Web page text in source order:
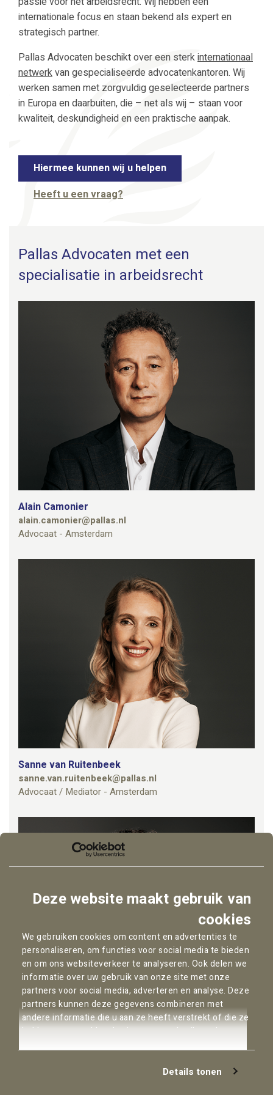
Deze website maakt gebruik van
cookies
We gebruiken cookies om content en advertenties te
personaliseren, om functies voor social media te bieden
en om ons websiteverkeer te analyseren. Ook delen we
informatie over uw gebruik van onze site met onze
partners voor social media, adverteren en analyse. Deze
partners kunnen deze gegevens combineren met
andere informatie die u aan ze heeft verstrekt of die ze
hebben verzameld op basis van uw gebruik van hun
Details tonen
internationale focus en staan bekend als expert en
strategisch partner.
Pallas Advocaten beschikt over een sterkinternationaal
netwerkvan gespecialiseerde advocatenkantoren. Wij
werken samen met zorgvuldig geselecteerde partners
in Europa en daarbuiten, die – net als wij – staan voor
kwaliteit, deskundigheid en een praktische aanpak.
Hiermee kunnen wij u helpen
Heeft u een vraag?
Pallas Advocaten met een
specialisatie in arbeidsrecht
Alain Camonier
alain.camonier@pallas.nl
Advocaat - Amsterdam
Sanne van Ruitenbeek
sanne.van.ruitenbeek@pallas.nl
Advocaat / Mediator - Amsterdam
Marcel de Vries
Advocaat / Mediator - Amsterdam
Bekijk het hele team van Pallas Advocaten